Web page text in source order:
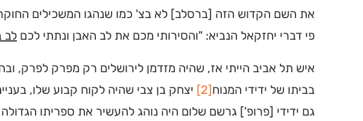
את השם הקדוש הזה [ברסלב] לא בצ' כמו שנהגו המשכילים
פי דברי יחזקאל הנביא: "והסירותי מכם את לב האבן ונתתי לכם לב
איש תל אביב הייתי אז, שהיה מזדמן לירושלים רק מפרק לפרק,
בביתו של ידידי המנוח[2]
יצחק בן צבי שהיה לקוח קבוע שלו,
גם ידידי [פרופ'] גרשם שלום היה נוהג להעשיר את ספריתו